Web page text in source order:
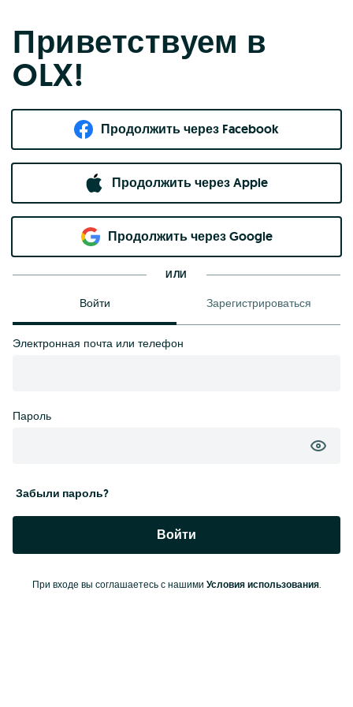
Приветствуем в
OLX!
Продолжить через Facebook
Продолжить через Apple
Продолжить через Google
ИЛИ
Войти Зарегистрироваться
Электронная почта или телефон
Пароль
Забыли пароль?
Войти
При входе вы соглашаетесь с нашими Условия использования.